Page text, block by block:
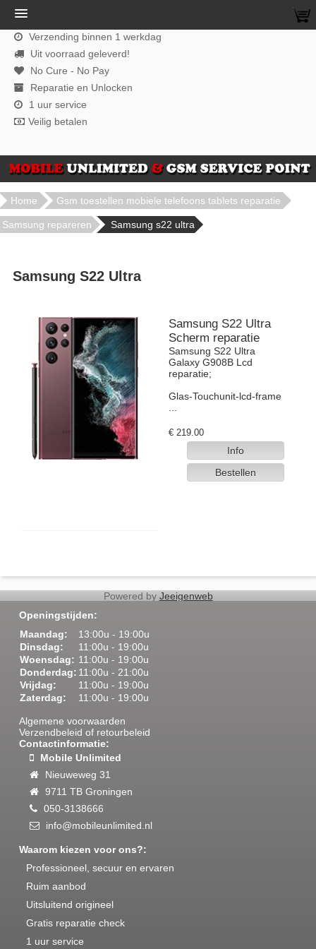
Verzending binnen 1 werkdag
Uit voorraad geleverd!
No Cure - No Pay
Reparatie en Unlocken
1 uur service
Veilig betalen
Home Gsm toestellen mobiele telefoons tablets reparatie
Samsung repareren Samsung s22 ultra
Samsung S22 Ultra
Samsung S22 Ultra
Scherm reparatie
Samsung S22 Ultra
Galaxy G908B Lcd
reparatie;
Glas-Touchunit-lcd-frame
...
€ 219.00
Openingstijden:
Maandag:
13:00u - 19:00u
Dinsdag:
11:00u - 19:00u
Woensdag: 11:00u - 19:00u
Donderdag: 11:00u - 21:00u
Vrijdag:
11:00u - 19:00u
Zaterdag:
11:00u - 19:00u
Algemene voorwaarden
Verzendbeleid of retourbeleid
Contactinformatie:
Mobile Unlimited
Nieuweweg 31
9711 TB Groningen
050-3138666
info@mobileunlimited.nl
Waarom kiezen voor ons?:
Professioneel, secuur en ervaren
Ruim aanbod
Uitsluitend origineel
Gratis reparatie check
1 uur service
Powered by Jeeigenweb
Smartphone & Tablet REPARATIE
Acer repareren
Alcatel repareren
Apple iPad & iPod repareren
Apple iPhone repareren
Google Pixel repareren
HTC repareren
Huawei repareren
LG repareren
Microsoft repareren
Motorola repareren
Nokia repareren
Samsung repareren
Samsung A13 2022
Samsung A13 5G 2022
Samsung A14 4G 2023
Samsung A14 5G 2023
Samsung A16 4G en 5G 2024
Samsung A17 4G en 5G 2025
Samsung A22 4G en 5G 2021
Samsung A23 5G 2022